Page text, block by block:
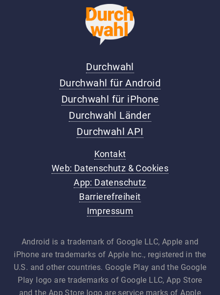
Durchwahl
Durchwahl für Android
Durchwahl für iPhone
Durchwahl Länder
Durchwahl API
Kontakt
Web: Datenschutz & Cookies
App: Datenschutz
Barrierefreiheit
Impressum
Android is a trademark of Google LLC, Apple and
iPhone are trademarks of Apple Inc., registered in the
U.S. and other countries. Google Play and the Google
Play logo are trademarks of Google LLC, App Store
and the App Store logo are service marks of Apple